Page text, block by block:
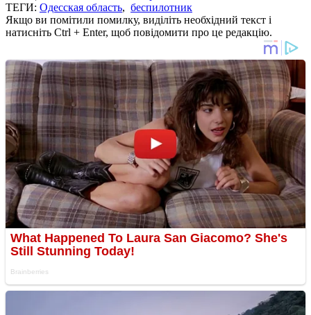
ТЕГИ: Одесская область, беспилотник
Якщо ви помітили помилку, виділіть необхідний текст і
натисніть Ctrl + Enter, щоб повідомити про це редакцію.